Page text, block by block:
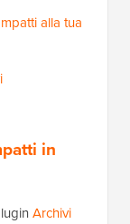
alla tua
in
Archivi